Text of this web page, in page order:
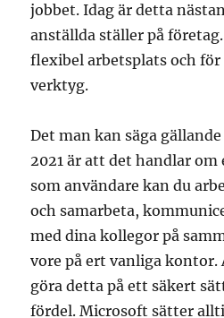
jobbet. Idag är detta
anställda ställer på
flexibel arbetsplats och
verktyg.
Det man kan säga
2021 är att det handlar
som användare kan du
och samarbeta,
med dina kollegor på
vore på ert vanliga
göra detta på ett säkert
fördel. Microsoft sätter